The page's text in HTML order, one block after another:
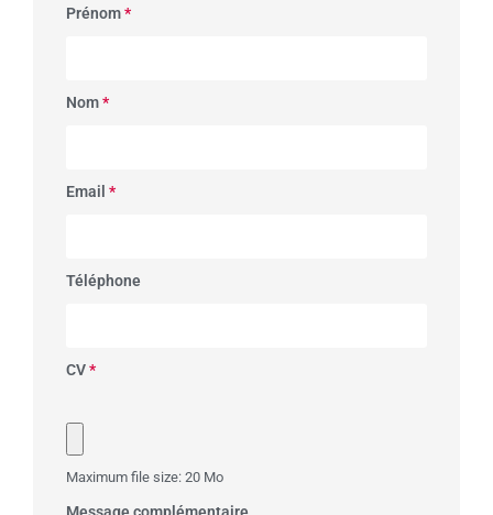
Prénom*
Nom*
Email *
Téléphone
CV*
Maximum file size: 20 Mo
Message complémentaire